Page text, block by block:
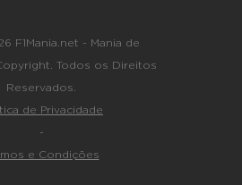
F1Mania.net - Mania de
Todos os Direitos
Reservados.
de Privacidade
-
e Condições